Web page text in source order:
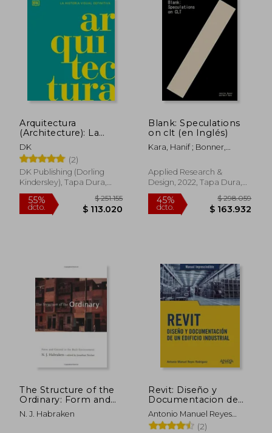
55% $ 105.442
$ 47.449
55%
dcto. $
Arquitectura
(Architecture): La
Historia Visual
Definitiva
DK
(2)
DK Publishing (Dorling
Kindersley), Tapa Dura,
Nuevo
55%
dcto. $ 113.020
Blank: Speculations
on clt (en Inglés)
Kara, Hanif ; Bonner,
Applied Research &
Design, 2022, Tapa Dura,
Nuevo
45%
dcto.
The Structure of the
Ordinary: Form and
Control in the Built
Environment (The
N. J. Habraken
Revit: Diseño y
Documentacion de
un Edificio Industrial
Antonio Manuel Reyes
Rodriguez
(2)